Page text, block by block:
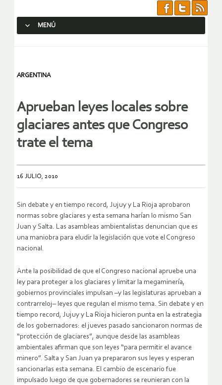
MENÚ
ARGENTINA
Aprueban leyes locales sobre
glaciares antes que Congreso
trate el tema
16 JULIO, 2010
Sin debate y en tiempo record, Jujuy y La Rioja aprobaron
normas sobre glaciares y esta semana harían lo mismo San
Juan y Salta. Las asambleas ambientalistas denuncian que es
una maniobra para eludir la legislación que vote el Congreso
nacional.
Ante la posibilidad de que el Congreso nacional apruebe una
ley para proteger a los glaciares y limitar la megaminería,
gobiernos provinciales impulsan –y las legislaturas aprueban a
contrarreloj– leyes que regulan el mismo tema. Sin debate y en
tiempo record, Jujuy y La Rioja hicieron punta en la estrategia
de los gobernadores: el jueves pasado sancionaron normas de
“protección de glaciares”, aunque desde las asambleas
ambientales afirman que son leyes “para permitir el avance
minero”. Salta y San Juan ya prepararon sus leyes y esperan
sancionarlas esta semana. El cambio de escenario fue
impulsado luego de que gobernadores se reunieran con la